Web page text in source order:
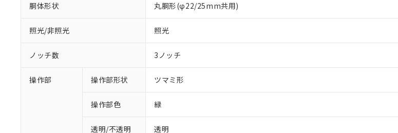
胴体形状 丸胴形(φ22/25mm共用)
照光/非照光 照光
ノッチ数 3ノッチ
操作部 操作部形状 ツマミ形
操作部色 緑
透明/不透明 透明